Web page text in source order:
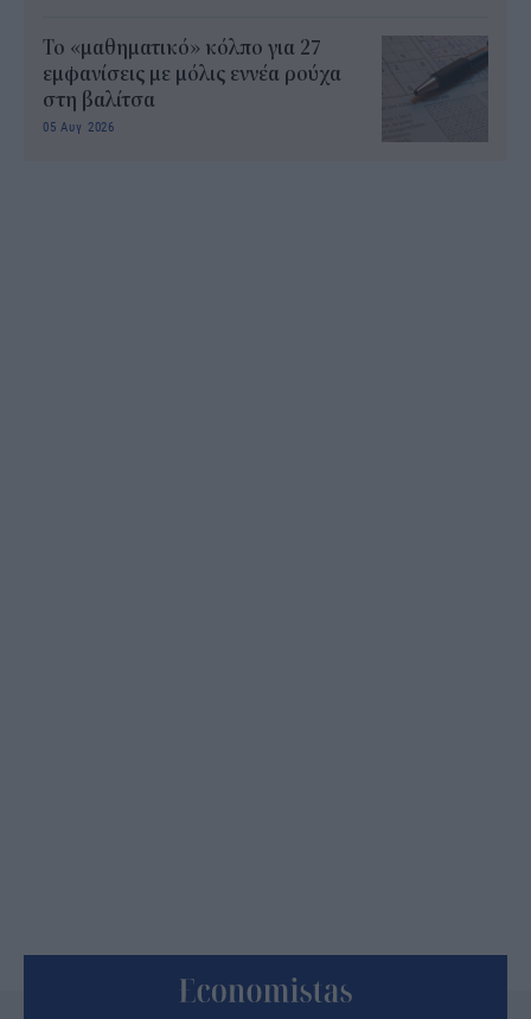
Το «μαθηματικό» κόλπο για 27
εμφανίσεις με μόλις εννέα ρούχα
στη βαλίτσα
05 Αυγ 2026